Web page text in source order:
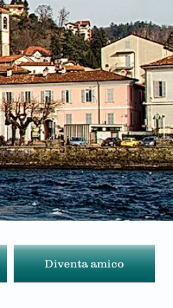
Accedi
Diventa amico